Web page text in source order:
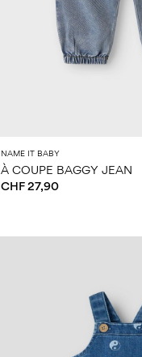
NAME IT BABY
À COUPE BAGGY JEAN
CHF 27,90